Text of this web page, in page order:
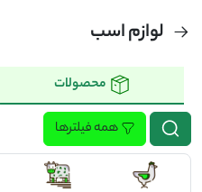
لوازم اسب
محصولات
همه فیلترها